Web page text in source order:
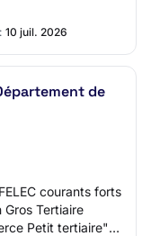
10 juil. 2026
de
courants forts
Tertiaire
Petit tertiaire"